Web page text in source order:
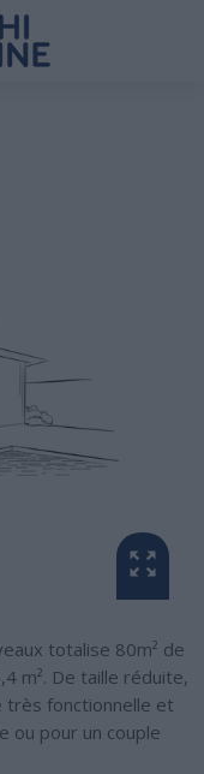
totalise 80m² de
m². De taille réduite,
très fonctionnelle et
ou pour un couple